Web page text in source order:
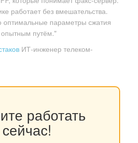
работает без вмешательства.
оптимальные параметры сжатия
путём."
ИТ-инженер телеком-
работать
сейчас!